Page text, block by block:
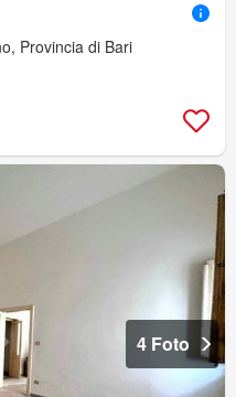
Provincia di Bari
4 Foto